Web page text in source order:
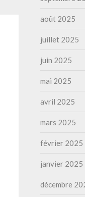
août 2025
juillet 2025
juin 2025
mai 2025
avril 2025
mars 2025
février 2025
janvier 2025
décembre